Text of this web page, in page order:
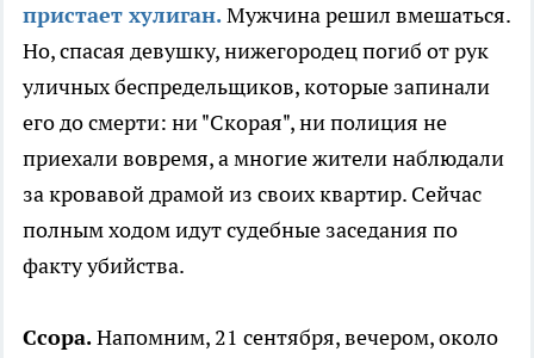
пристает хулиган.Мужчина решил вмешаться.
Но, спасая девушку, нижегородец погиб от рук
уличных беспредельщиков, которые запинали
его до смерти: ни "Скорая", ни полиция не
приехали вовремя, а многие жители наблюдали
за кровавой драмой из своих квартир. Сейчас
полным ходом идут судебные заседания по
факту убийства.
Ссора.Напомним, 21 сентября, вечером, около